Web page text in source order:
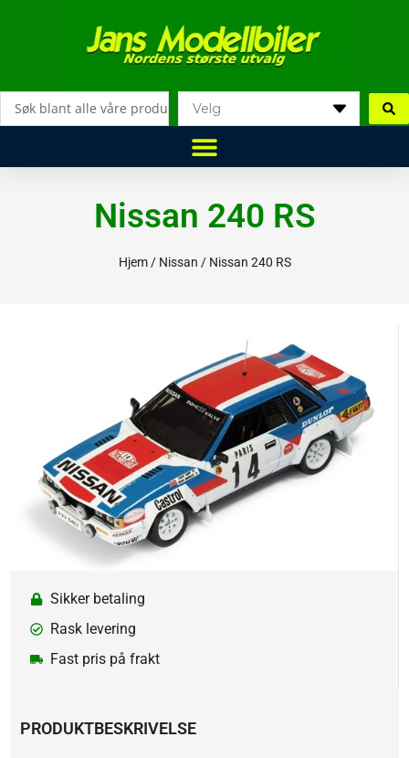
Nissan 240 RS
Hjem/ Nissan / Nissan 240 RS
Sikker betaling
Rask levering
Fast pris på frakt
PRODUKTBESKRIVELSE